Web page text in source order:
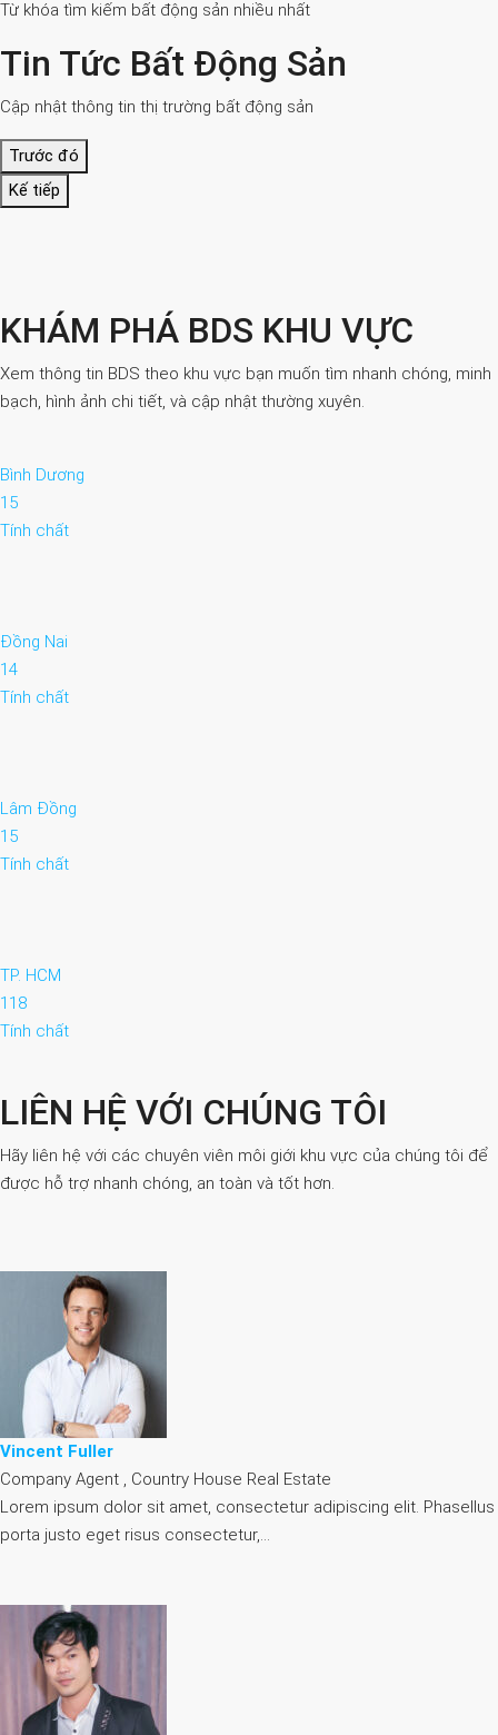
Từ khóa tìm kiếm bất động sản nhiều nhất
Tin Tức Bất Động Sản
Cập nhật thông tin thị trường bất động sản
Trước đó
Kế tiếp
KHÁM PHÁ BDS KHU VỰC
Xem thông tin BDS theo khu vực bạn muốn tìm nhanh chóng, minh
bạch, hình ảnh chi tiết, và cập nhật thường xuyên.
Bình Dương
15
Tính chất
Đồng Nai
14
Tính chất
Lâm Đồng
15
Tính chất
TP. HCM
118
Tính chất
LIÊN HỆ VỚI CHÚNG TÔI
Hãy liên hệ với các chuyên viên môi giới khu vực của chúng tôi để
được hỗ trợ nhanh chóng, an toàn và tốt hơn.
Vincent Fuller
Company Agent , Country House Real Estate
Lorem ipsum dolor sit amet, consectetur adipiscing elit. Phasellus
porta justo eget risus consectetur,…